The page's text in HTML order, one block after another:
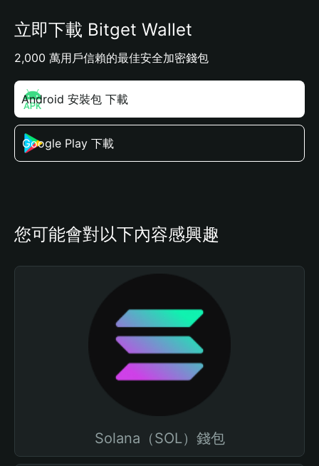
立即下載 Bitget Wallet
2,000 萬用戶信賴的最佳安全加密錢包
Android 安裝包 下載
Google Play 下載
您可能會對以下內容感興趣
Solana（SOL）錢包